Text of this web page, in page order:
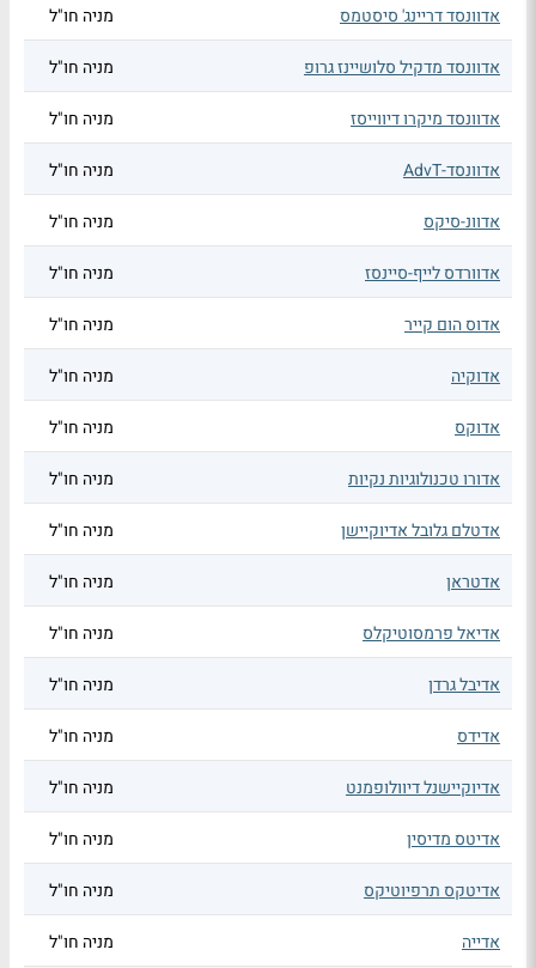
אדוונסד דריינג' סיסטמס מניה חו"ל
אדוונסד מדקיל סלושיינז גרופ מניה חו"ל
אדוונסד מיקרו דיווייסז מניה חו"ל
אדוונסד-AdvT מניה חו"ל
אדוונ-סיקס מניה חו"ל
אדוורדס לייף-סיינסז מניה חו"ל
אדוס הום קייר מניה חו"ל
אדוקיה מניה חו"ל
אדוקס מניה חו"ל
אדורו טכנולוגיות נקיות מניה חו"ל
אדטלם גלובל אדיוקיישן מניה חו"ל
אדטראן מניה חו"ל
אדיאל פרמסוטיקלס מניה חו"ל
אדיבל גרדן מניה חו"ל
אדידס מניה חו"ל
אדיוקיישנל דיוולופמנט מניה חו"ל
אדיטס מדיסין מניה חו"ל
אדיטקס תרפיוטיקס מניה חו"ל
אדייה מניה חו"ל